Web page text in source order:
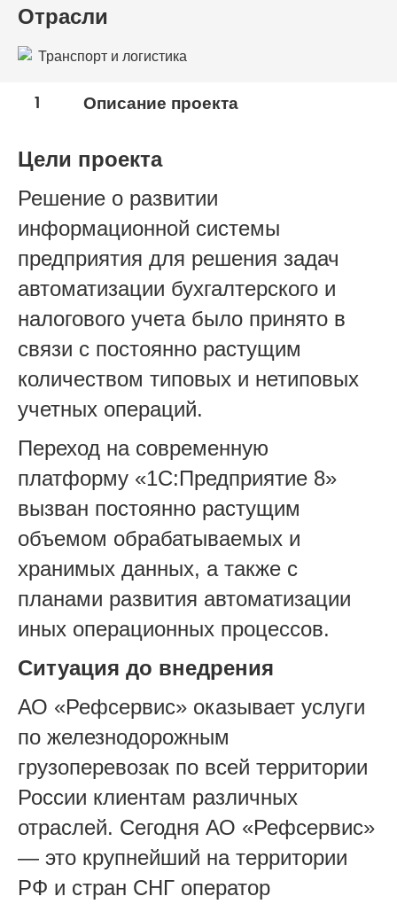
Отрасли
Транспорт и логистика
1 Описание проекта
Цели проекта
Решение о развитии
информационной системы
предприятия для решения задач
автоматизации бухгалтерского и
налогового учета было принято в
связи с постоянно растущим
количеством типовых и нетиповых
учетных операций.
Переход на современную
платформу «1С:Предприятие 8»
вызван постоянно растущим
объемом обрабатываемых и
хранимых данных, а также с
планами развития автоматизации
иных операционных процессов.
Ситуация до внедрения
АО «Рефсервис» оказывает услуги
по железнодорожным
грузоперевозак по всей территории
России клиентам различных
отраслей. Сегодня АО «Рефсервис»
— это крупнейший на территории
РФ и стран СНГ оператор